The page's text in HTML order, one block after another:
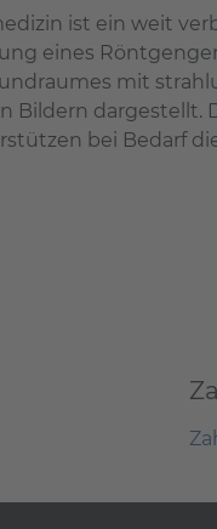
ist ein weit
eines
mit
Bildern dargestellt.
bei Bedarf